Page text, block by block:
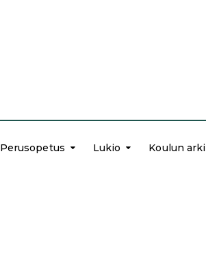
Perusopetus Lukio Koulun arki